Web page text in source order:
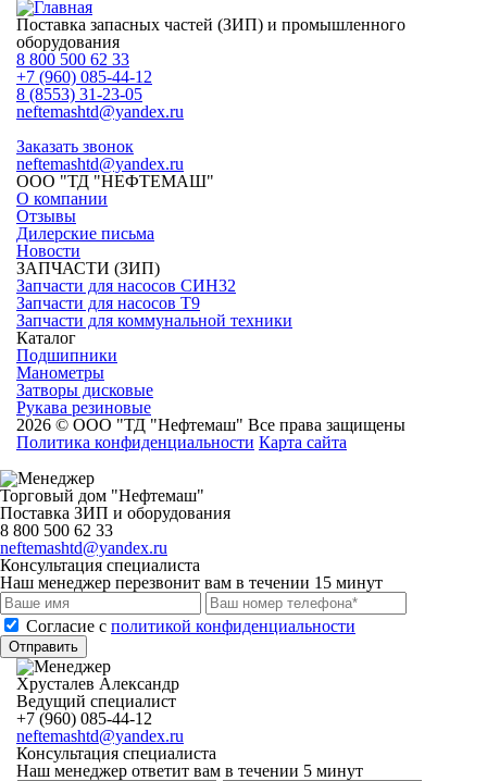
Поставка запасных частей (ЗИП) и промышленного
оборудования
8 800 500 62 33
+7 (960) 085-44-12
8 (8553) 31-23-05
neftemashtd@yandex.ru
Заказать звонок
neftemashtd@yandex.ru
ООО "ТД "НЕФТЕМАШ"
О компании
Отзывы
Дилерские письма
Новости
ЗАПЧАСТИ (ЗИП)
Запчасти для насосов СИН32
Запчасти для насосов Т9
Запчасти для коммунальной техники
Каталог
Подшипники
Манометры
Затворы дисковые
Рукава резиновые
2026 © ООО "ТД "Нефтемаш" Все права защищены
Политика конфиденциальности Карта сайта
Торговый дом "Нефтемаш"
Поставка ЗИП и оборудования
8 800 500 62 33
neftemashtd@yandex.ru
Консультация специалиста
Наш менеджер перезвонит вам в течении 15 минут
Cогласие с политикой конфиденциальности
Отправить
Хрусталев Александр
Ведущий специалист
+7 (960) 085-44-12
neftemashtd@yandex.ru
Консультация специалиста
Наш менеджер ответит вам в течении 5 минут